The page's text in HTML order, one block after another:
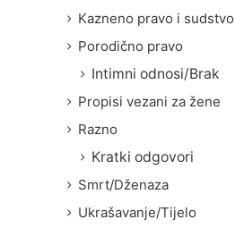
Kazneno pravo i sudstvo
Porodično pravo
Intimni odnosi/Brak
Propisi vezani za žene
Razno
Kratki odgovori
Smrt/Dženaza
Ukrašavanje/Tijelo